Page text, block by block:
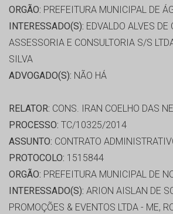
ORGÃO: PREFEITURA MUNICIPAL DE
INTERESSADO(S): EDVALDO ALVES
ASSESSORIA E CONSULTORIA S/S
SILVA
ADVOGADO(S): NÃO HÁ
RELATOR: CONS. IRAN COELHO DAS
PROCESSO: TC/10325/2014
ASSUNTO: CONTRATO
PROTOCOLO: 1515844
ORGÃO: PREFEITURA MUNICIPAL DE
INTERESSADO(S): ARION AISLAN DE
PROMOÇÕES & EVENTOS LTDA - ME,